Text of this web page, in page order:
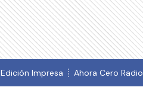
Edición Impresa Ahora Cero Radio